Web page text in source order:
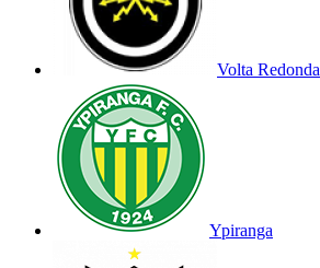
Volta Redonda
Ypiranga